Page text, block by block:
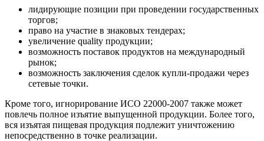
лидирующие позиции при проведении государственных
торгов;
право на участие в знаковых тендерах;
увеличение quality продукции;
возможность поставок продуктов на международный
рынок;
возможность заключения сделок купли-продажи через
сетевые точки.
Кроме того, игнорирование ИСО 22000-2007 также может
повлечь полное изъятие выпущенной продукции. Более того,
вся изъятая пищевая продукция подлежит уничтожению
непосредственно в точке реализации.